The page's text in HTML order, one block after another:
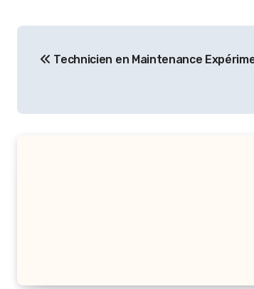
de
Technicien en Maintenance